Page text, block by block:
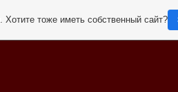
. Хотите тоже иметь собственный сайт?